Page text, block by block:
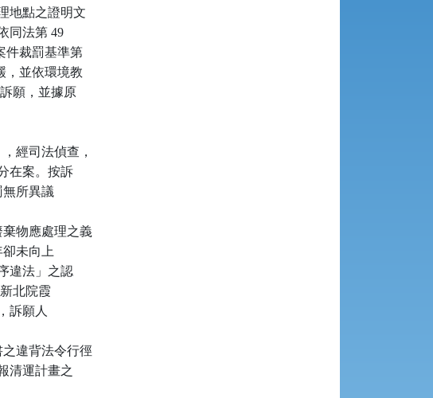
地點之證明文
同法第 49
件裁罰基準第
，並依環境教
願，並據原
經司法偵查，
在案。按訴
無所異議
棄物應處理之義
卻未向上
違法」之認
新北院霞
訴願人
違背法令行徑
清運計畫之